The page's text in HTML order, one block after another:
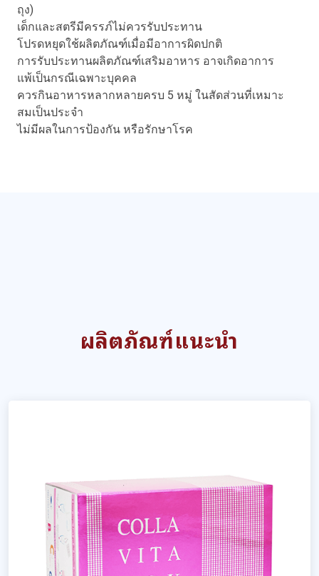
ถุง)
เด็กและสตรีมีครรภ์ไม่ควรรับประทาน
โปรดหยุดใช้ผลิตภัณฑ์เมื่อมีอาการผิดปกติ
การรับประทานผลิตภัณฑ์เสริมอาหาร อาจเกิดอาการ
แพ้เป็นกรณีเฉพาะบุคคล
ควรกินอาหารหลากหลายครบ 5 หมู่ ในสัดส่วนที่เหมาะ
สมเป็นประจำ
ไม่มีผลในการป้องกัน หรือรักษาโรค
ผลิตภัณฑ์แนะนำ